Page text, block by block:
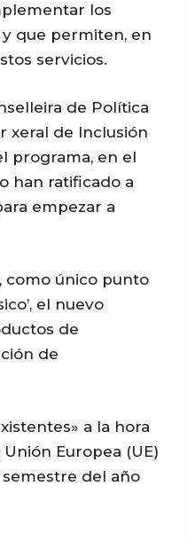
los
que permiten, en
servicios.
de Política
xeral de Inclusión
programa, en el
han ratificado a
empezar a
como único punto
el nuevo
de
de
a la hora
Europea (UE)
del año